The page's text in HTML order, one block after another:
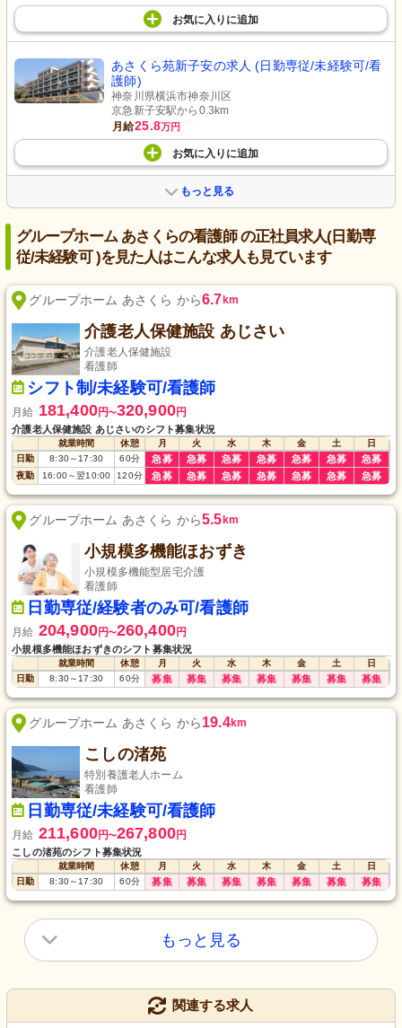
お気に入り に追加
あさくら苑新子安の求人 (日勤専従/未経験可/看
護師)
神奈川県横浜市神奈川区
京急新子安駅から0.3km
月給25.8万円
お気に入り に追加
もっと見る
グループホーム あさくらの看護師 の正社員求人(日勤専
従/未経験可 )を見た人はこんな求人も見ています
グループホーム あさくら から6.7 km
介護老人保健施設 あじさい
介護老人保健施設
看護師
シフト制/未経験可/看護師
月給 181,400円〜320,900円
介護老人保健施設 あじさいのシフト募集状況
就業時間 休憩 月 火 水 木 金 土
日
日勤
8:30～ 17:30 60分 急募 急募 急募 急募 急募 急募 急募
夜勤 16:00～翌10:00 120分 急募 急募 急募 急募 急募 急募 急募
グループホーム あさくら から5.5 km
小規模多機能ほおずき
小規模多機能型居宅介護
看護師
日勤専従/経験者のみ可/看護師
月給 204,900円〜260,400円
小規模多機能ほおずきのシフト募集状況
就業時間 休憩 月 火 水 木 金 土
日
日勤
8:30～ 17:30 60分 募集 募集 募集 募集 募集 募集 募集
グループホーム あさくら から19.4km
こしの渚苑
特別養護老人ホーム
看護師
日勤専従/未経験可/看護師
月給 211,600円〜267,800円
こしの渚苑のシフト募集状況
就業時間 休憩 月 火 水 木 金 土
日
日勤
8:30～ 17:30 60分 募集 募集 募集 募集 募集 募集 募集
もっと見る
関連する求人